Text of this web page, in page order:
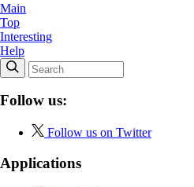
Main
Top
Interesting
Help
Follow us:
Follow us on Twitter
Applications